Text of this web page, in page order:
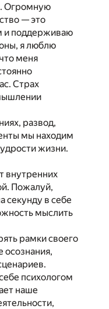
Огромную
— это
и поддерживаю
я люблю
меня
Страх
развод,
мы находим
жизни.
внутренних
Пожалуй,
секунду в себе
мыслить
рамки своего
осознания,
психологом
наше